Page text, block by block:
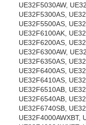
UE32F5030AW,
UE32F5300AS,
UE32F5500AS,
UE32F6100AK,
UE32F6200AS,
UE32F6300AW,
UE32F6350AS,
UE32F6400AS,
UE32F6410AS,
UE32F6510AB,
UE32F6540AB,
UE32F6740SB,
UE32F4000AWXBT,